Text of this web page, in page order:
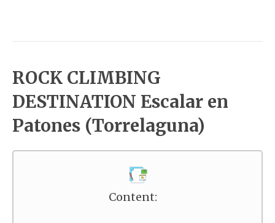
ROCK CLIMBING
DESTINATION Escalar en
Patones (Torrelaguna)
Content: